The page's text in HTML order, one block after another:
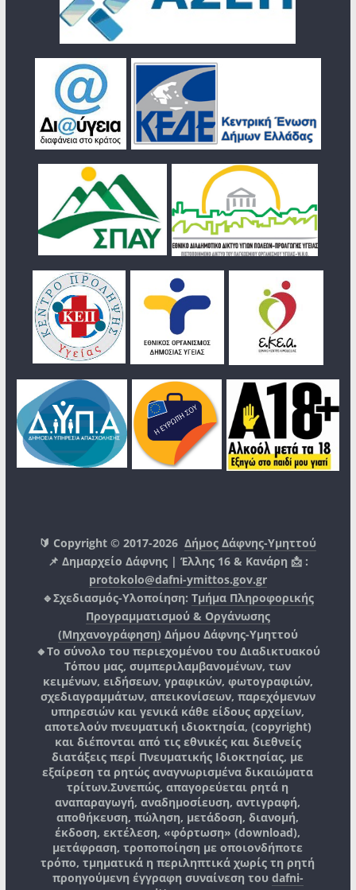
🔰 Copyright © 2017-2026Δήμος Δάφνης-Υμηττού
📌 Δημαρχείο Δάφνης | Έλλης 16 & Κανάρη 📩 :
protokolo@dafni-ymittos.gov.gr
🔹Σχεδιασμός-Υλοποίηση: Τμήμα Πληροφορικής
Προγραμματισμού & Οργάνωσης
(Μηχανογράφηση) Δήμου Δάφνης-Υμηττού
🔸Το σύνολο του περιεχομένου του Διαδικτυακού
Τόπου μας, συμπεριλαμβανομένων, των
κειμένων, ειδήσεων, γραφικών, φωτογραφιών,
σχεδιαγραμμάτων, απεικονίσεων, παρεχόμενων
υπηρεσιών και γενικά κάθε είδους αρχείων,
αποτελούν πνευματική ιδιοκτησία, (copyright)
και διέπονται από τις εθνικές και διεθνείς
διατάξεις περί Πνευματικής Ιδιοκτησίας, με
εξαίρεση τα ρητώς αναγνωρισμένα δικαιώματα
τρίτων.Συνεπώς, απαγορεύεται ρητά η
αναπαραγωγή, αναδημοσίευση, αντιγραφή,
αποθήκευση, πώληση, μετάδοση, διανομή,
έκδοση, εκτέλεση, «φόρτωση» (download),
μετάφραση, τροποποίηση με οποιονδήποτε
τρόπο, τμηματικά η περιληπτικά χωρίς τη ρητή
προηγούμενη έγγραφη συναίνεση του dafni-